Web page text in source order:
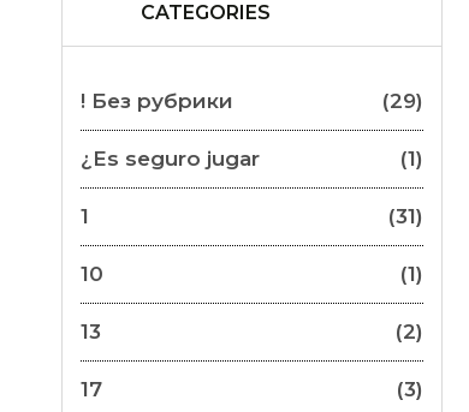
CATEGORIES
! Без рубрики (29)
¿Es seguro jugar (1)
1 (31)
10 (1)
13 (2)
17 (3)